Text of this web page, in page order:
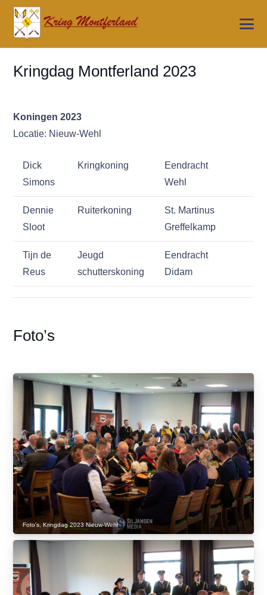
Kringdag Montferland 2023
Koningen 2023
Locatie: Nieuw-Wehl
Dick
Simons
Kringkoning
Eendracht
Wehl
Dennie
Sloot
Ruiterkoning
St. Martinus
Greffelkamp
Tijn de
Reus
Jeugd
schutterskoning
Eendracht
Didam
Foto’s
Foto's,Kringdag 2023 Nieuw-Wehl